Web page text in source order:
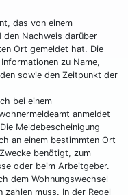
das von einem
den Nachweis darüber
Ort gemeldet hat. Die
zu Name,
sowie den Zeitpunkt der
bei einem
anmeldet
Meldebescheinigung
an einem bestimmten Ort
benötigt, zum
oder beim Arbeitgeber.
dem Wohnungswechsel
muss. In der Regel